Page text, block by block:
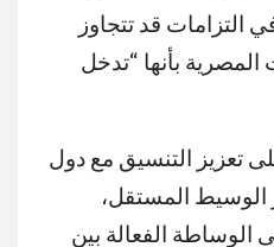
التزامات قد تتجاوز
المصرية بأنها “تدخل
تعزيز التنسيق مع دول
الوسيط المستقل،
الوساطة الفعالة بين